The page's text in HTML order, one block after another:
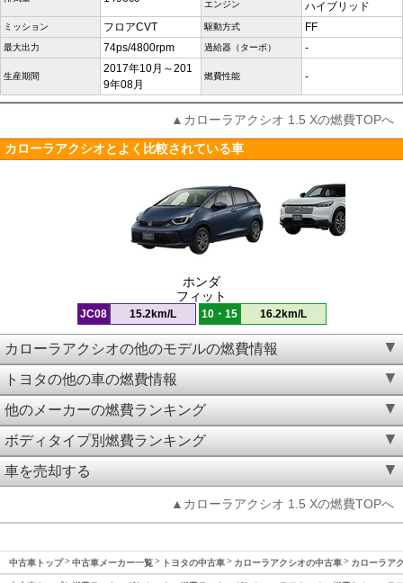
エンジン
ハイブリッド
ミッション フロアCVT 駆動方式 FF
最大出力 74ps/4800rpm 過給器（ターボ） -
生産期間
2017年10月～201
9年08月
燃費性能 -
▲カローラアクシオ 1.5 Xの燃費TOPへ
カローラアクシオとよく比較されている車
ホンダ
フィット
JC08 15.2km/L 10・15 16.2km/L
カローラアクシオの他のモデルの燃費情報
トヨタの他の車の燃費情報
他のメーカーの燃費ランキング
ボディタイプ別燃費ランキング
車を売却する
▲カローラアクシオ 1.5 Xの燃費TOPへ
中古車トップ 中古車メーカー一覧 トヨタの中古車 カローラアクシオの中古車 カローラア